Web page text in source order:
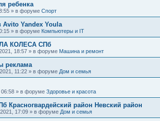
ребенка
» в форуме Спорт
Avito Yandex Youla
» в форуме Компьютеры и IT
КОЛЕСА СПб
18:57 » в форуме Машина и ремонт
реклама
11:22 » в форуме Дом и семья
06:58 » в форуме Здоровье и красота
Красногвардейский район Невский район
17:09 » в форуме Дом и семья